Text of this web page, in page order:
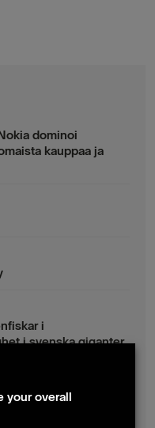
dominoi
kauppaa ja
i
i svenska giganter
i teknik – men
your overall